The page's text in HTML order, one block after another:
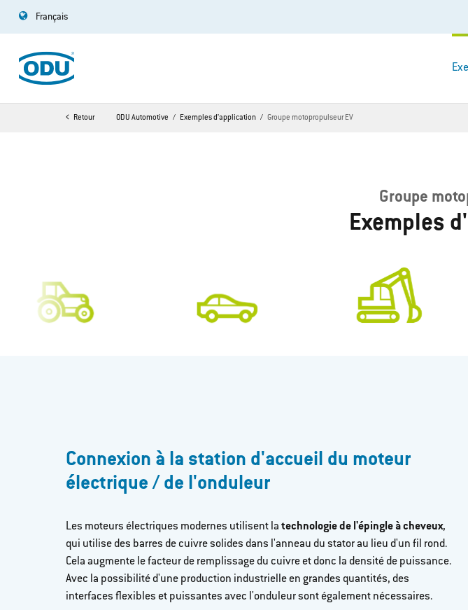
Français
Retour ODU Automotive Exemples d’application Groupe motopropulseur EV
Groupe
Exemples
Connexion à la station d'accueil du moteur
électrique / de l'onduleur
Les moteurs électriques modernes utilisent la technologie de l'épingle à cheveux,
qui utilise des barres de cuivre solides dans l'anneau du stator au lieu d'un fil rond.
Cela augmente le facteur de remplissage du cuivre et donc la densité de puissance.
Avec la possibilité d'une production industrielle en grandes quantités, des
interfaces flexibles et puissantes avec l'onduleur sont également nécessaires.